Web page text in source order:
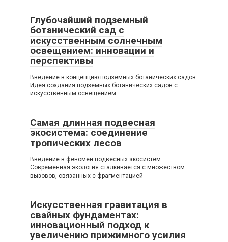
Глубочайший подземный
ботанический сад с
искусственным солнечным
освещением: инновации и
перспективы
Введение в концепцию подземных ботанических садов
Идея создания подземных ботанических садов с
искусственным освещением
Самая длинная подвесная
экосистема: соединение
тропических лесов
Введение в феномен подвесных экосистем
Современная экология сталкивается с множеством
вызовов, связанных с фрагментацией
Искусственная гравитация в
свайных фундаментах:
инновационный подход к
увеличению прижимного усилия